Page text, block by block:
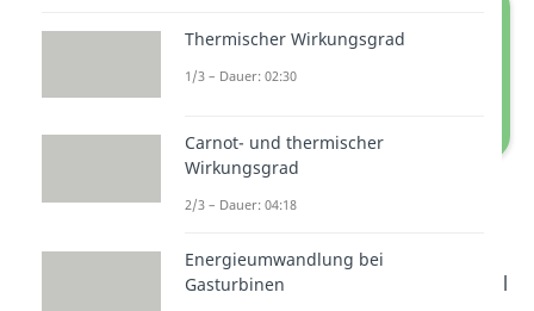
Entropiebilanz und Wärmestrom
Die irreversible
Entropieproduktion ist größer null
Thermischer Wirkungsgrad
1/3 – Dauer: 02:30
Carnot- und thermischer
Wirkungsgrad
2/3 – Dauer: 04:18
Energieumwandlung bei
Gasturbinen